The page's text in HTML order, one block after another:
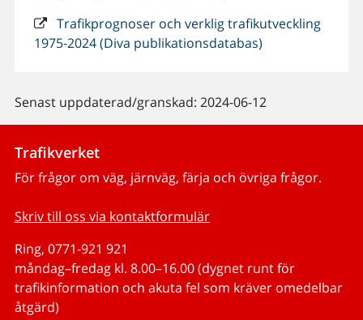
Trafikprognoser och verklig trafikutveckling
1975-2024 (Diva publikationsdatabas)
Senast uppdaterad/granskad: 2024-06-12
Trafikverket
För frågor om väg, järnväg, färja och övriga frågor.
Skriv till oss via kontaktformulär
Ring, 0771-921 921
måndag–fredag kl. 8.00–16.00 (dygnet runt för
trafikinformation och akuta fel som kräver omedelbar
åtgärd)